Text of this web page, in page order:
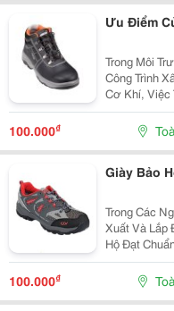
Ưu Điểm
Trong Môi
Công Trình
Cơ Khí, Việc
Trọng Giúp
Không Chỉ
Hiểm,...
100.000₫
Giày Bảo
Trong Các
Xuất Và Lắp
Hộ Đạt
Toàn Cho
Nghiệp
N402...
100.000₫